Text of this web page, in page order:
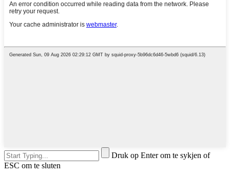
Druk op Enter om te sykjen of
ESC om te sluten